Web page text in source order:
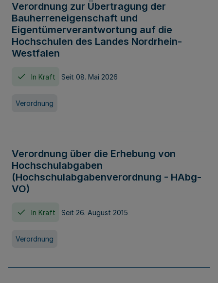
Verordnung zur Übertragung der
Bauherreneigenschaft und
Eigentümerverantwortung auf die
Hochschulen des Landes Nordrhein-
Westfalen
In Kraft Seit 08. Mai 2026
Verordnung
Verordnung über die Erhebung von
Hochschulabgaben
(Hochschulabgabenverordnung - HAbg-
VO)
In Kraft Seit 26. August 2015
Verordnung